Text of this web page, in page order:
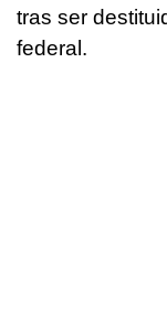
tras ser
federal.